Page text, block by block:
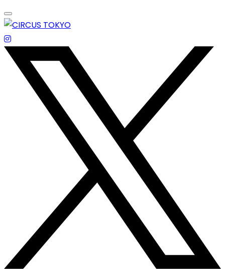
Skip
to
content
エンターテイメントスペース